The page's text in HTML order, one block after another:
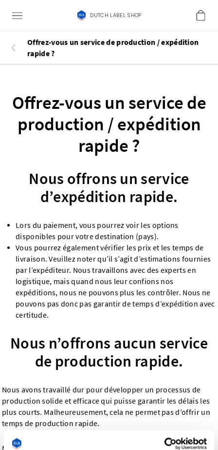
DUTCH LABEL SHOP
Offrez-vous un service de production / expédition
rapide ?
Offrez-vous un service de
production / expédition
rapide ?
Nous offrons un service
d’expédition rapide.
Lors du paiement, vous pourrez voir les options
disponibles pour votre destination (pays).
Vous pourrez également vérifier les prix et les temps de
livraison. Veuillez noter qu’il s’agit d’estimations fournies
par l’expéditeur. Nous travaillons avec des experts en
logistique, mais quand nous leur confions nos
expéditions, nous ne pouvons plus les contrôler. Nous ne
pouvons pas donc pas garantir de temps d’expédition avec
certitude.
Nous n’offrons aucun service
de production rapide.
Nous avons travaillé dur pour développer un processus de
production solide et efficace qui puisse garantir les délais les
plus courts. Malheureusement, cela ne permet pas d’offrir un
temps de production rapide.